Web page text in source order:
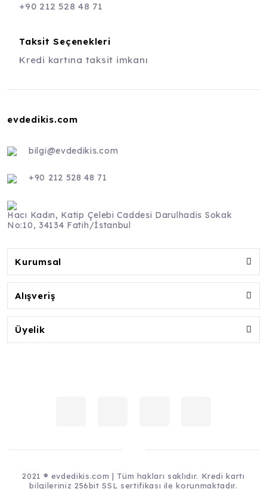
+90 212 528 48 71
Taksit Seçenekleri
Kredi kartına taksit imkanı
evdedikis.com
bilgi@evdedikis.com
+90 212 528 48 71
Hacı Kadın, Katip Çelebi Caddesi Darulhadis Sokak
No:10, 34134 Fatih/İstanbul
Kurumsal
Alışveriş
Üyelik
2021 ® evdedikis.com | Tüm hakları saklıdır. Kredi kartı
bilgileriniz 256bit SSL sertifikası ile korunmaktadır.